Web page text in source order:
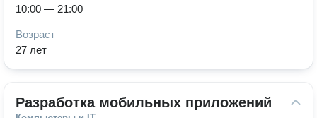
10:00 — 21:00
Возраст
27 лет
Разработка мобильных приложений